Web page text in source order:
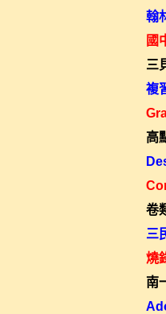
翰
國
三
複
高
卷
三
燒
南